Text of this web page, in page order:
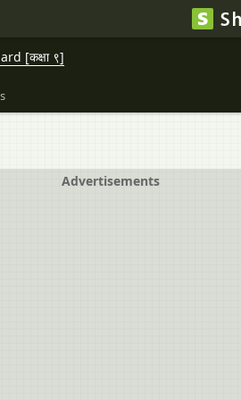
[कक्षा ९]
Advertisements